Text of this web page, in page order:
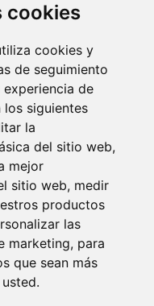
cookies
cookies y
de seguimiento
de
los siguientes
la
del sitio web,
mejor
sitio web, medir
productos
las
marketing, para
que sean más
.
ACTRIZ MAS GUAPA DE
LAS FOTOS
DE ARROW
HISTORIA. EPISODIO 3.